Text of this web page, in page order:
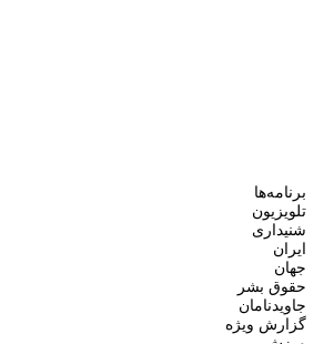
برنامه‌ها
تلویزیون
شنیداری
ایران
جهان
حقوق بشر
جاویدنامان
گزارش ویژه